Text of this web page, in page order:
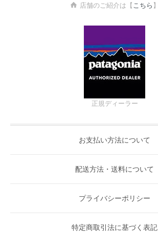
店舗のご紹介は【 こちら 】
正規ディーラー
お支払い方法について
配送方法・送料について
プライバシーポリシー
特定商取引法に基づく表記